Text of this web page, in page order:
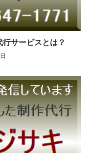
サービスとは？